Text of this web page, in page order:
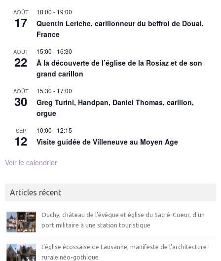
AOÛT
17
18:00 - 19:00
Quentin Leriche, carillonneur du beffroi de Douai,
France
AOÛT
22
15:00 - 16:30
À la découverte de l’église de la Rosiaz et de son
grand carillon
AOÛT
30
15:30 - 17:00
Greg Turini, Handpan, Daniel Thomas, carillon,
orgue
SEP
12
10:00 - 12:15
Visite guidée de Villeneuve au Moyen Age
Voir le calendrier
Articles récent
Ouchy, château de l’évêque et église du Sacré-Coeur, d’un
port militaire à une station touristique
L’église écossaise de Lausanne, manifeste de l’architecture
rurale néo-gothique